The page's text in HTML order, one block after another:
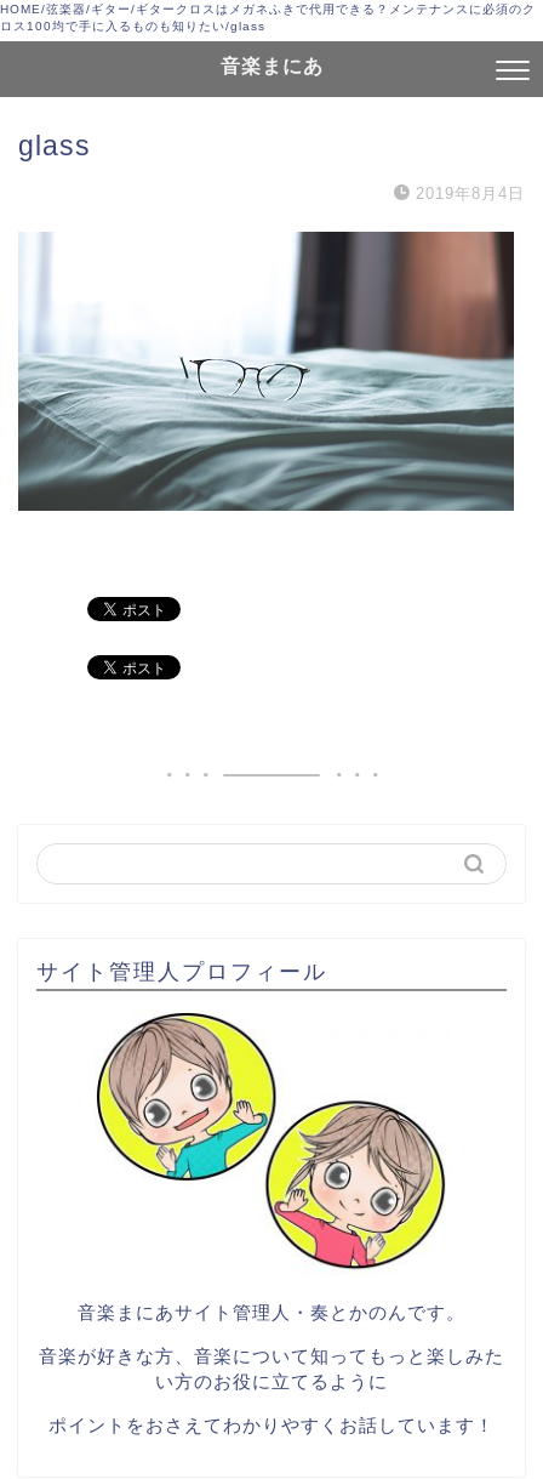
HOME/弦楽器/ギター/ギタークロスはメガネふきで代用できる？メンテナンスに必須のク
ロス100均で手に入るものも知りたい/glass
音楽まにあ
glass
2019年8月4日
サイト管理人プロフィール
音楽まにあサイト管理人・奏とかのんです。
音楽が好きな方、音楽について知ってもっと楽しみた
い方のお役に立てるように
ポイントをおさえてわかりやすくお話しています！